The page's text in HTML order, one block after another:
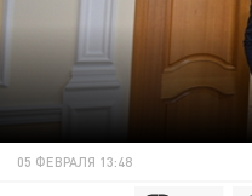
05 ФЕВРАЛЯ 13:48